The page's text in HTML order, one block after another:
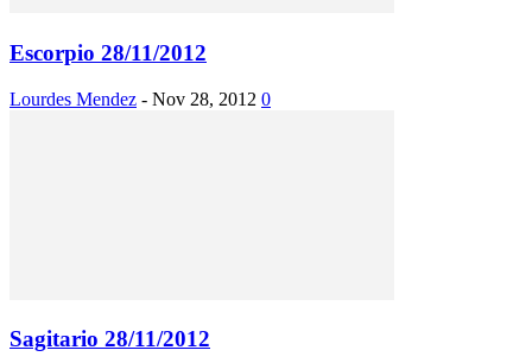
Escorpio 28/11/2012
Lourdes Mendez - Nov 28, 2012 0
Sagitario 28/11/2012